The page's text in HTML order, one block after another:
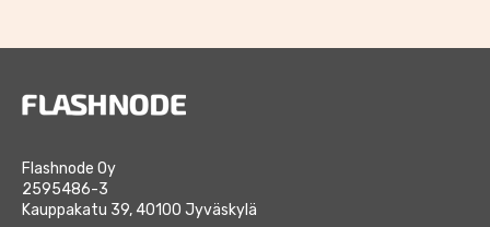
Flashnode Oy
2595486-3
Kauppakatu 39, 40100 Jyväskylä